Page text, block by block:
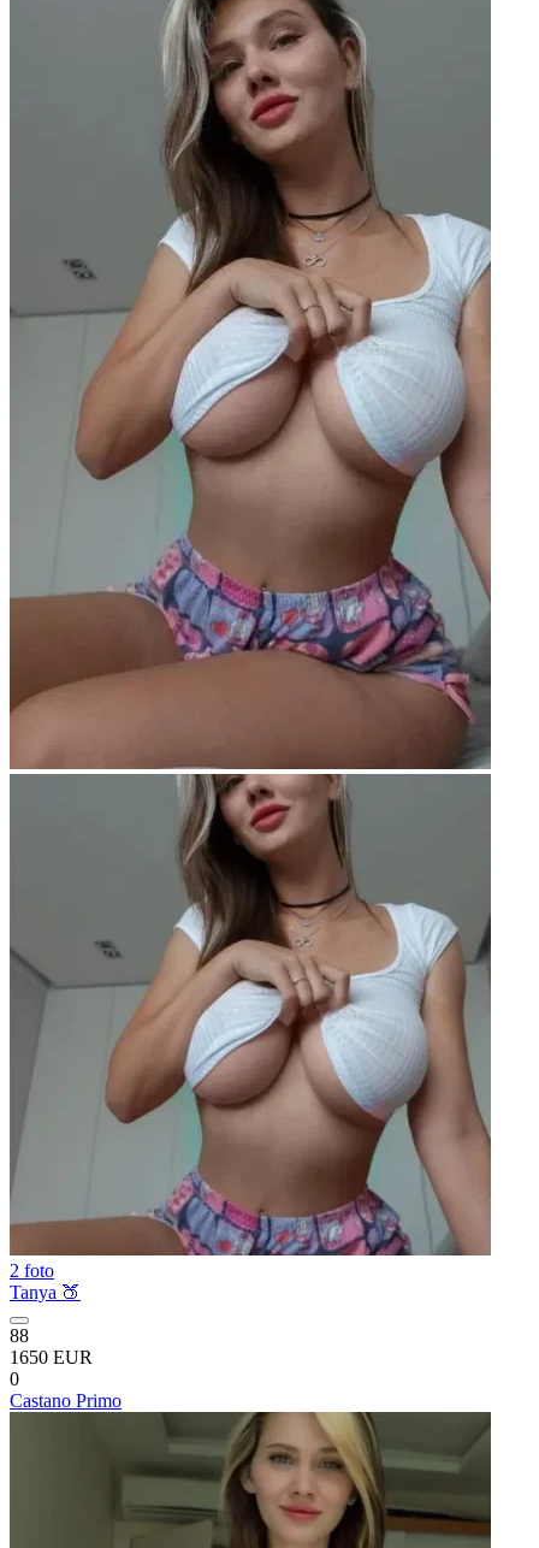
2 foto
Tanya 🍑
88
1650 EUR
0
Castano Primo